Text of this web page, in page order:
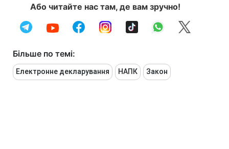
Або читайте нас там, де вам зручно!
Більше по темі:
Електронне декларування НАПК Закон